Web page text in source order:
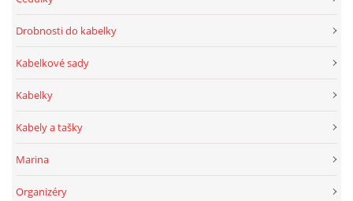
Drobnosti do kabelky
Kabelkové sady
Kabelky
Kabely a tašky
Marina
Organizéry